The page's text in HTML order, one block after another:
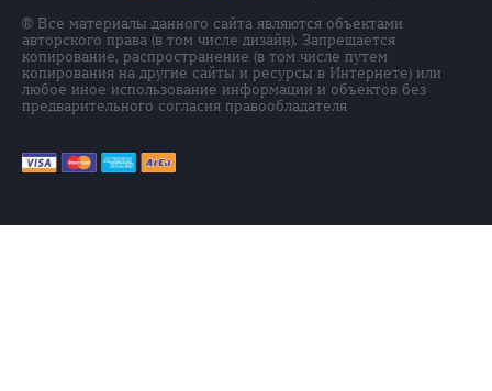
® Все материалы данного сайта являются объектами
авторского права (в том числе дизайн). Запрещается
копирование, распространение (в том числе путем
копирования на другие сайты и ресурсы в Интернете) или
любое иное использование информации и объектов без
предварительного согласия правообладателя